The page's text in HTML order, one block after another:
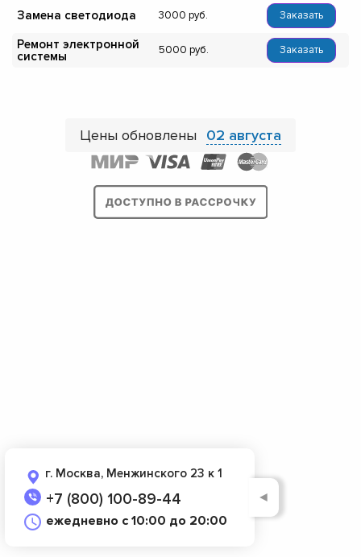
Замена светодиода 3000 Заказать
Ремонт электронной
системы
5000 Заказать
Цены обновлены 02 августа
г. Москва, Менжинского 23 к 1
+7 (800) 100-89-44
ежедневно с 10:00 до 20:00
◄